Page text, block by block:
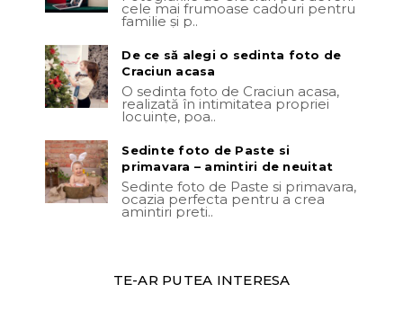
cele mai frumoase cadouri pentru
familie și p..
De ce să alegi o sedinta foto de
Craciun acasa
O sedinta foto de Craciun acasa,
realizată în intimitatea propriei
locuințe, poa..
Sedinte foto de Paste si
primavara – amintiri de neuitat
Sedinte foto de Paste si primavara,
ocazia perfecta pentru a crea
amintiri preti..
TE-AR PUTEA INTERESA